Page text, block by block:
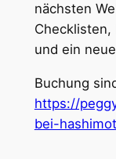
nächsten
Checklisten,
und ein
Buchung
https://
bei-